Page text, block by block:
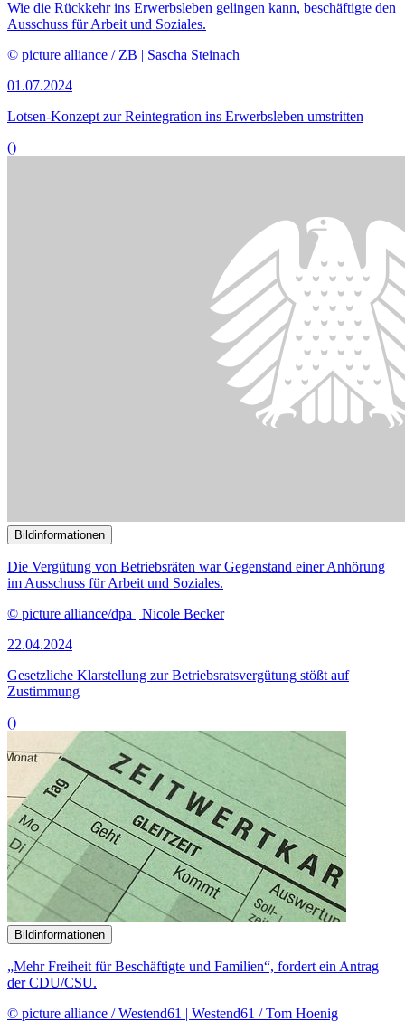
Die Vergütung von Betriebsräten war Gegenstand einer Anhörung
Gesetzliche Klarstellung zur Betriebsratsvergütung stößt auf
Bildinformationen
„Mehr Freiheit für Beschäftigte und Familien“, fordert ein Antrag
22.04.2024
Expertenstreit über Flexibilisierung von Arbeitszeit
()
Bildinformationen
Zuschlags auf Erwerbsminderungsrenten und Renten wegen Todes